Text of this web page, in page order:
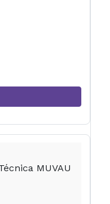
MUVAU